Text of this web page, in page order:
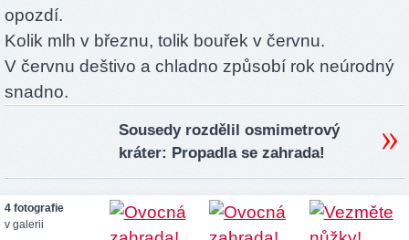
opozdí.
Kolik mlh v březnu, tolik bouřek v červnu.
V červnu deštivo a chladno způsobí rok neúrodný
snadno.
Sousedy rozdělil osmimetrový
kráter: Propadla se zahrada!
4 fotografie
v galerii